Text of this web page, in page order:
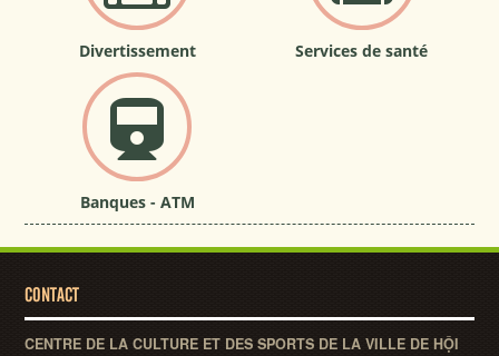
Divertissement Services de santé
Banques - ATM
CONTACT
CENTRE DE LA CULTURE ET DES SPORTS DE LA VILLE DE HỘI